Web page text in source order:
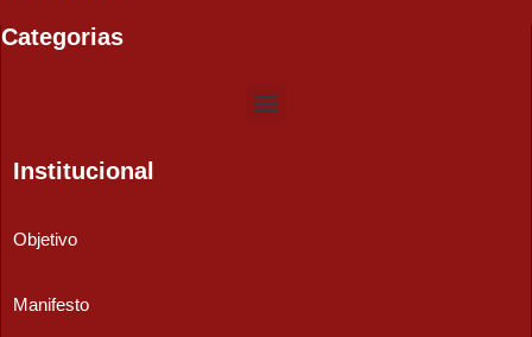
Categorias
Institucional
Objetivo
Manifesto